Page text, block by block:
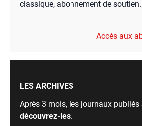
classique, abonnement de soutien.
Accès aux
LES ARCHIVES
Après 3 mois, les journaux
découvrez-les.